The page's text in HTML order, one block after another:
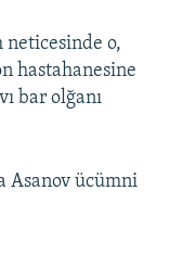
neticesinde o,
hastahanesine
bar olğanı
Asanov ücümni